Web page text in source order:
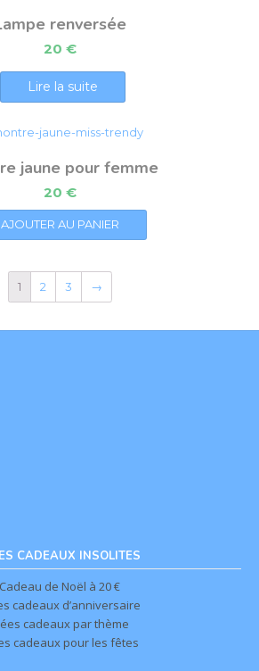
renversée
20 €
Lire la suite
jaune pour femme
20 €
AJOUTER AU PANIER
1 2 3 →
CADEAUX INSOLITES
Cadeau de Noël à 20 €
cadeaux d’anniversaire
cadeaux par thème
cadeaux pour les fêtes